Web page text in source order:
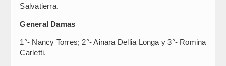
Salvatierra.
General Damas
1°- Nancy Torres; 2°- Ainara Dellia Longa y 3°- Romina
Carletti.